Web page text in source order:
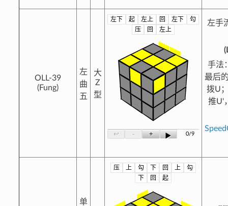
OLL-39
(Fung)
左
曲
五
大
Z
型
左下 起 左上 回 左下
勾
压
回 左上
?
↩ - + ▶ 0/9
左手
手法
最后
拨U
推U'
单
压 上 勾 下 回 上
勾
下
回 起
?